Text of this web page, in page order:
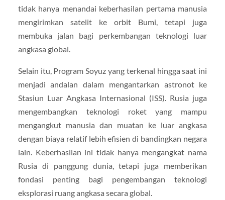
tidak hanya menandai keberhasilan pertama manusia
mengirimkan satelit ke orbit Bumi, tetapi juga
membuka jalan bagi perkembangan teknologi luar
angkasa global.
Selain itu, Program Soyuz yang terkenal hingga saat ini
menjadi andalan dalam mengantarkan astronot ke
Stasiun Luar Angkasa Internasional (ISS). Rusia juga
mengembangkan teknologi roket yang mampu
mengangkut manusia dan muatan ke luar angkasa
dengan biaya relatif lebih efisien di bandingkan negara
lain. Keberhasilan ini tidak hanya mengangkat nama
Rusia di panggung dunia, tetapi juga memberikan
fondasi penting bagi pengembangan teknologi
eksplorasi ruang angkasa secara global.